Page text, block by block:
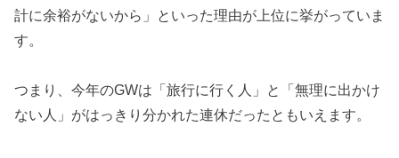
計に余裕がないから」といった理由が上位に挙がっていま
す。
つまり、今年のGWは「旅行に行く人」と「無理に出かけ
ない人」がはっきり分かれた連休だったともいえます。